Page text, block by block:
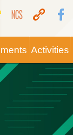
Activities